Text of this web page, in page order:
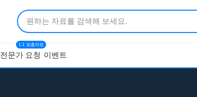
전문가 요청
1:1 맞춤자료
이벤트